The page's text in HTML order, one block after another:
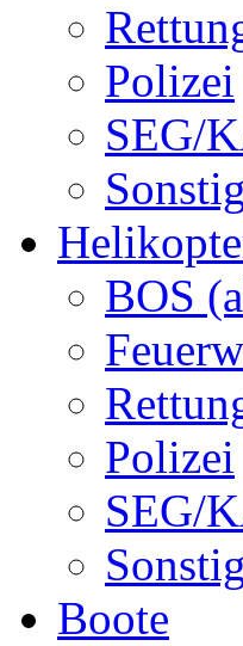
Polizei
SEG/
BOS
Polizei
SEG/
Boote